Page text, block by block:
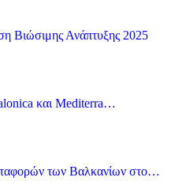
Βιώσιμης Ανάπτυξης 2025
και Mediterra…
των Βαλκανίων στο…